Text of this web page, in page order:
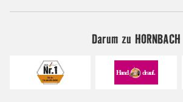
Darum zu HORNBACH